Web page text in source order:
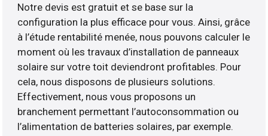
Notre devis est gratuit et se base sur la
configuration la plus efficace pour vous. Ainsi, grâce
à l’étude rentabilité menée, nous pouvons calculer le
moment où les travaux d’installation de panneaux
solaire sur votre toit deviendront profitables. Pour
cela, nous disposons de plusieurs solutions.
Effectivement, nous vous proposons un
branchement permettant l’autoconsommation ou
l’alimentation de batteries solaires, par exemple.